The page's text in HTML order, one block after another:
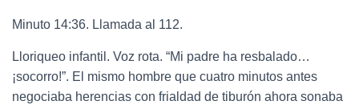
Minuto 14:36. Llamada al 112.
Lloriqueo infantil. Voz rota. “Mi padre ha resbalado…
¡socorro!”. El mismo hombre que cuatro minutos antes
negociaba herencias con frialdad de tiburón ahora sonaba